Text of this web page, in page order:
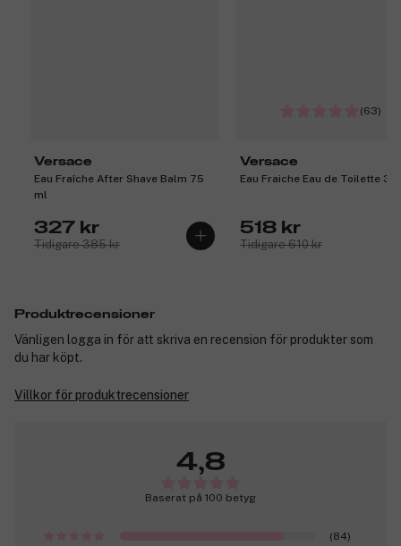
Versace
Eau Fraîche After Shave Balm 75
ml
327 kr
Tidigare 385 kr
(63)
Versace
Eau Fraiche Eau de Toilette 30
518 kr
Tidigare 610 kr
Produktrecensioner
Vänligen logga in för att skriva en recension för produkter som
du har köpt.
Villkor för produktrecensioner
4,8
Baserat på 100 betyg
(84)